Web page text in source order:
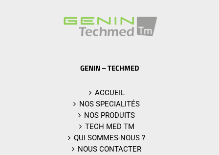
GENIN – TECHMED
ACCUEIL
NOS SPECIALITÉS
NOS PRODUITS
TECH MED TM
QUI SOMMES-NOUS ?
NOUS CONTACTER